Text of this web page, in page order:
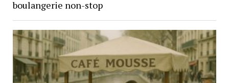
boulangerie non-stop